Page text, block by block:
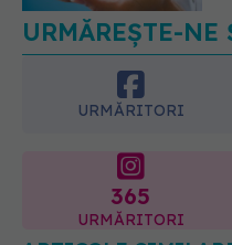
URMĂRITORI
365
ARTICOLE SIMILARE